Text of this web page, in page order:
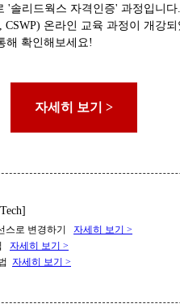
'솔리드웍스 자격인증' 과정입니
온라인 교육 과정이 개강
해 확인해보세요!
자세히 보기 >
스로 변경하기 자세히 보기 >
자세히 보기 >
자세히 보기 >